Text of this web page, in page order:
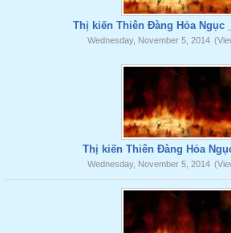
Thị kiến Thiên Đàng Hỏa Ngục
Wednesday, November 5, 2014
Thị kiến Thiên Đàng Hỏa
Wednesday, November 5, 2014